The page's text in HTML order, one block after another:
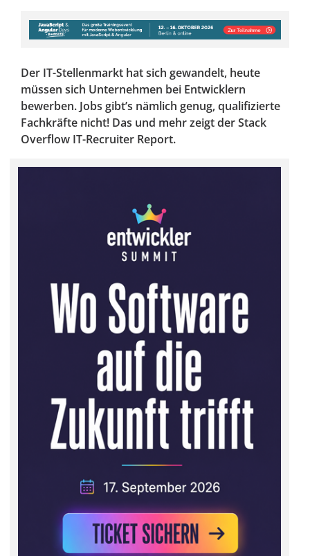
Der IT-Stellenmarkt hat sich gewandelt, heute
müssen sich Unternehmen bei Entwicklern
bewerben. Jobs gibt’s nämlich genug, qualifizierte
Fachkräfte nicht! Das und mehr zeigt der Stack
Overflow IT-Recruiter Report.